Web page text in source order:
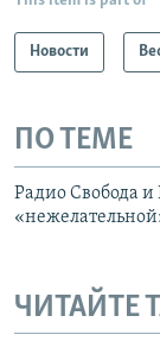
Новости
ПО ТЕМЕ
Радио Свобода
ЧИТАЙТЕ